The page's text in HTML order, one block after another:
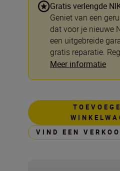
Gratis verlengde
Geniet van een
dat voor je nieuwe
een uitgebreide
gratis reparatie.
Meer informatie
VIND EEN